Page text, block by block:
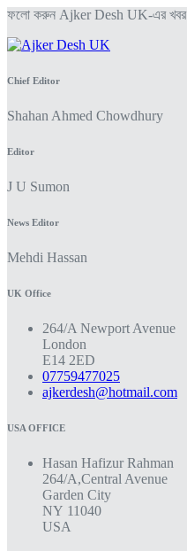
ফলো করুন Ajker Desh UK-এর খবর
Chief Editor
Shahan Ahmed Chowdhury
Editor
J U Sumon
News Editor
Mehdi Hassan
UK Office
264/A Newport Avenue
London
E14 2ED
07759477025
ajkerdesh@hotmail.com
USA OFFICE
Hasan Hafizur Rahman
264/A,Central Avenue
Garden City
NY 11040
USA